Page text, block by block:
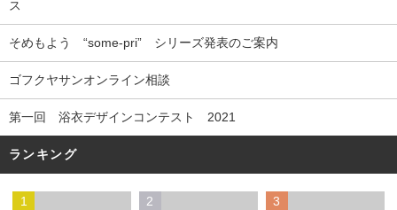
ス
そめもよう “some-pri” シリーズ発表のご案内
ゴフクヤサンオンライン相談
第一回 浴衣デザインコンテスト 2021
ランキング
1 2 3